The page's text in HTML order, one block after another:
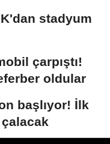
stadyum
çarpıştı!
oldular
başlıyor! İlk